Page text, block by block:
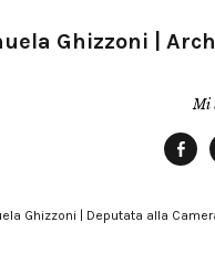
Ghizzoni |
Mi
Ghizzoni | Deputata alla